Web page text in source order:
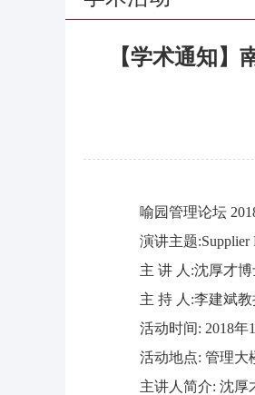
【学术通知】
喻园管理论坛
演讲主题:Supplier
主 讲 人:沈厚才
主 持 人:李建斌
活动时间: 2018年
活动地点: 管理大
主讲人简介: 沈厚